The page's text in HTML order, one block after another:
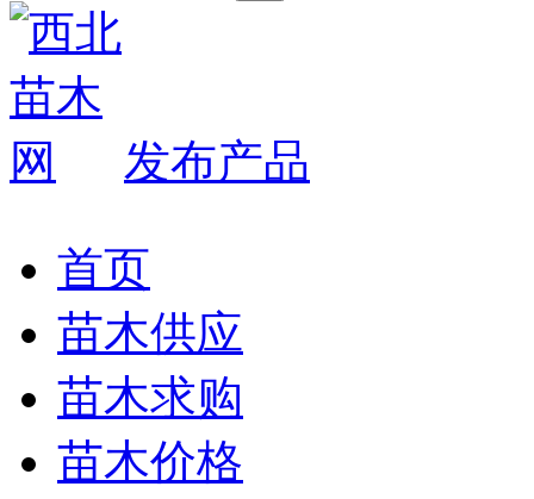
发布产品
首页
苗木供应
苗木求购
苗木价格